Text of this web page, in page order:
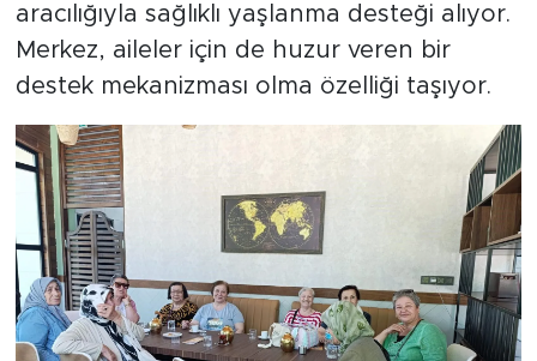
aracılığıyla sağlıklı yaşlanma desteği alıyor.
Merkez, aileler için de huzur veren bir
destek mekanizması olma özelliği taşıyor.